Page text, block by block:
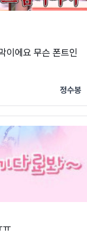
이에요 무슨 폰트인
정수봉
ㅠ